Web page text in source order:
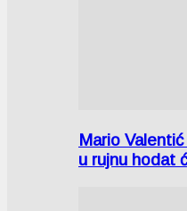
Mario
u rujnu hodat